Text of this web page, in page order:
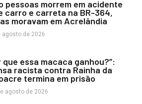
pessoas morrem em acidente
carro e carreta na BR-364,
moravam em Acrelândia
agosto de 2026
que essa macaca ganhou?”:
racista contra Rainha da
termina em prisão
agosto de 2026